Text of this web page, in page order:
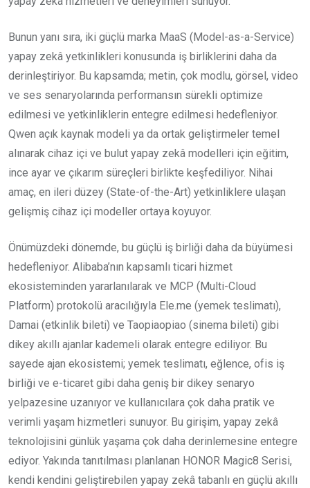
Bunun yanı sıra, iki güçlü marka MaaS (Model-as-a-Service)
yapay zekâ yetkinlikleri konusunda iş birliklerini daha da
derinleştiriyor. Bu kapsamda; metin, çok modlu, görsel, video
ve ses senaryolarında performansın sürekli optimize
edilmesi ve yetkinliklerin entegre edilmesi hedefleniyor.
Qwen açık kaynak modeli ya da ortak geliştirmeler temel
alınarak cihaz içi ve bulut yapay zekâ modelleri için eğitim,
ince ayar ve çıkarım süreçleri birlikte keşfediliyor. Nihai
amaç, en ileri düzey (State-of-the-Art) yetkinliklere ulaşan
gelişmiş cihaz içi modeller ortaya koyuyor.
Önümüzdeki dönemde, bu güçlü iş birliği daha da büyümesi
hedefleniyor. Alibaba’nın kapsamlı ticari hizmet
ekosisteminden yararlanılarak ve MCP (Multi-Cloud
Platform) protokolü aracılığıyla Ele.me (yemek teslimatı),
Damai (etkinlik bileti) ve Taopiaopiao (sinema bileti) gibi
dikey akıllı ajanlar kademeli olarak entegre ediliyor. Bu
sayede ajan ekosistemi; yemek teslimatı, eğlence, ofis iş
birliği ve e-ticaret gibi daha geniş bir dikey senaryo
yelpazesine uzanıyor ve kullanıcılara çok daha pratik ve
verimli yaşam hizmetleri sunuyor. Bu girişim, yapay zekâ
teknolojisini günlük yaşama çok daha derinlemesine entegre
ediyor. Yakında tanıtılması planlanan HONOR Magic8 Serisi,
kendi kendini geliştirebilen yapay zekâ tabanlı en güçlü akıllı